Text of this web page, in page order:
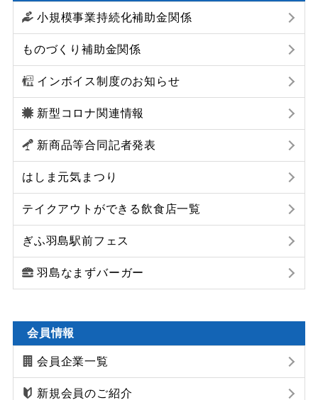
小規模事業持続化補助金関係
ものづくり補助金関係
インボイス制度のお知らせ
新型コロナ関連情報
新商品等合同記者発表
はしま元気まつり
テイクアウトができる飲食店一覧
ぎふ羽島駅前フェス
羽島なまずバーガー
会員情報
会員企業一覧
新規会員のご紹介